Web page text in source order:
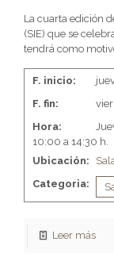
La cuarta edición
(SIE) que se
tendrá como
F. inicio:
F. fin:
Hora:
10:00 a 14:30 h.
Ubicación:
Categoria:
Leer más